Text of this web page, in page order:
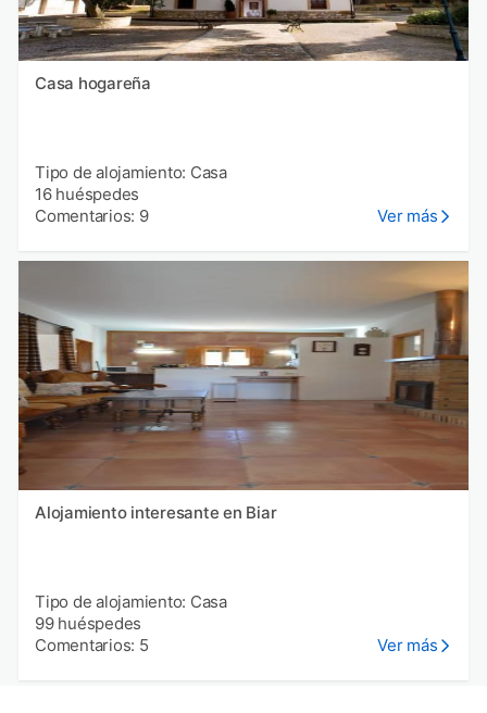
Casa hogareña
Tipo de alojamiento: Casa
16 huéspedes
Comentarios: 9
Ver más
Alojamiento interesante en Biar
Tipo de alojamiento: Casa
99 huéspedes
Comentarios: 5
Ver más